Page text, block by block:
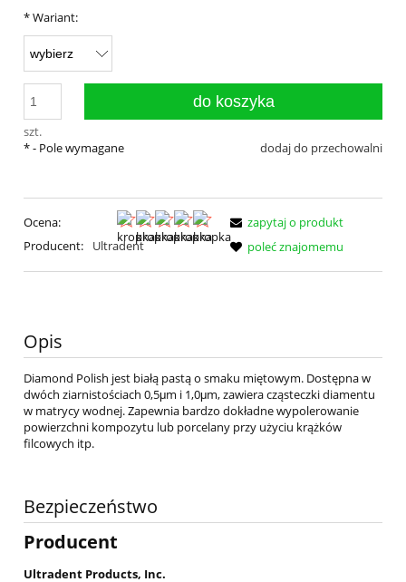
*Wariant:
szt.
do koszyka
dodaj do przechowalni
*- Pole wymagane
Ocena:
Producent:
Ultradent
zapytaj o produkt
poleć znajomemu
Opis
Diamond Polish jest białą pastą o smaku miętowym. Dostępna w
dwóch ziarnistościach 0,5μm i 1,0μm, zawiera cząsteczki diamentu
w matrycy wodnej. Zapewnia bardzo dokładne wypolerowanie
powierzchni kompozytu lub porcelany przy użyciu krążków
filcowych itp.
Bezpieczeństwo
Producent
Ultradent Products, Inc.